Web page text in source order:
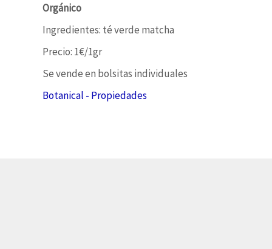
Orgánico
Ingredientes: té verde matcha
Precio: 1€/1gr
Se vende en bolsitas individuales
Botanical - Propiedades